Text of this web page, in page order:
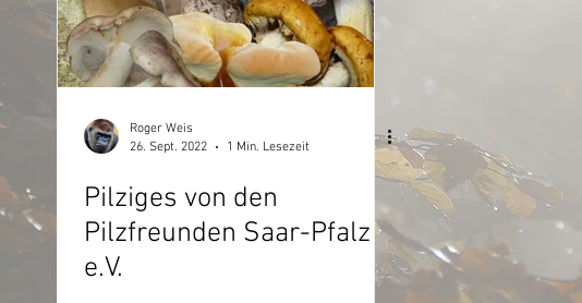
Roger Weis
26. Sept. 2022
1 Min. Lesezeit
Pilziges von den
Pilzfreunden Saar-Pfalz
e.V.